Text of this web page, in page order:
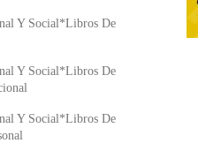
Y Social*Libros De
Y Social*Libros De
Y Social*Libros De